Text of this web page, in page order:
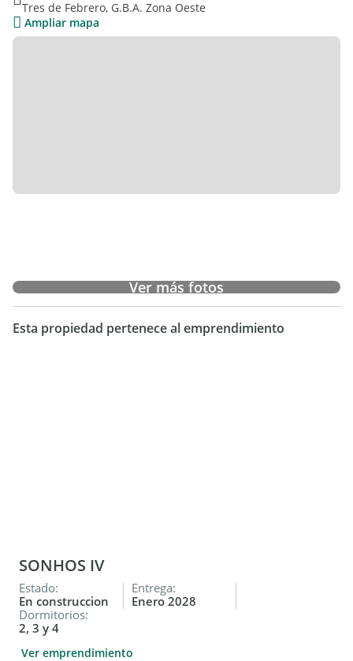
Tres de Febrero, G.B.A. Zona Oeste
Ampliar mapa
Ver más fotos
Esta propiedad pertenece al emprendimiento
SONHOS IV
Estado:
En construccion
Entrega:
Enero 2028
Dormitorios:
2, 3 y 4
Ver emprendimiento